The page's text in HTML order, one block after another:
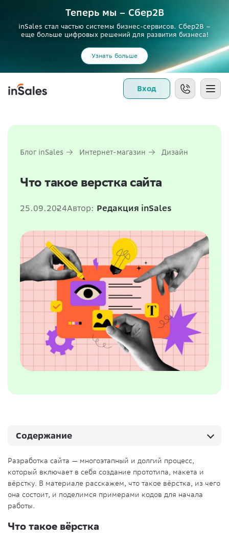
Теперь мы – Сбер2B
inSales стал частью системы бизнес-сервисов. Сбер2В –
еще больше цифровых решений для развития бизнеса!
Узнать больше
Вход
Блог inSales Интернет-магазин Дизайн
Что такое верстка сайта
25.09.2024Автор: Редакция inSales
Разработка сайта — многоэтапный и долгий процесс,
который включает в себя создание прототипа, макета и
вёрстку. В материале расскажем, что такое вёрстка, из чего
она состоит, и поделимся примерами кодов для начала
работы.
Что такое вёрстка
Содержание